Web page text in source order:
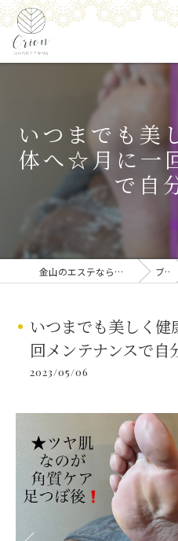
いつまでも美
体へ☆月に一
で自
金山のエステなら足の角質ケア専門店 Orion ブログ
いつまでも美しく
回メンテナンスで自
2023/05/06